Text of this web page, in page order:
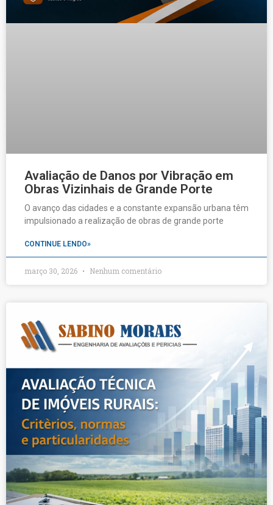
Avaliação de Danos por Vibração em
Obras Vizinhais de Grande Porte
O avanço das cidades e a constante expansão urbana têm
impulsionado a realização de obras de grande porte
CONTINUE LENDO»
março 30, 2026 Nenhum comentário